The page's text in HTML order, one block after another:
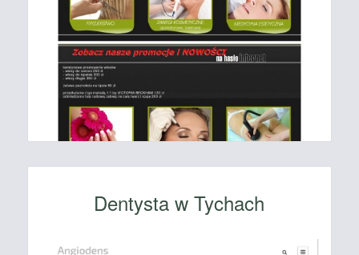
Dentysta w Tychach